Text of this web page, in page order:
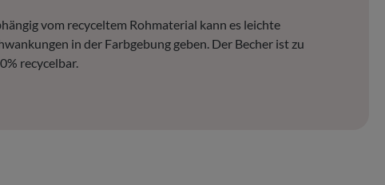
vom recyceltem Rohmaterial kann es leichte
in der Farbgebung geben. Der Becher ist zu
recycelbar.